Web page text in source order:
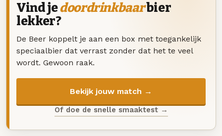
Vind jedoordrinkbaarbier
lekker?
De Beer koppelt je aan een box met toegankelijk
speciaalbier dat verrast zonder dat het te veel
wordt. Gewoon raak.
Bekijk jouw match →
Of doe de snelle smaaktest →